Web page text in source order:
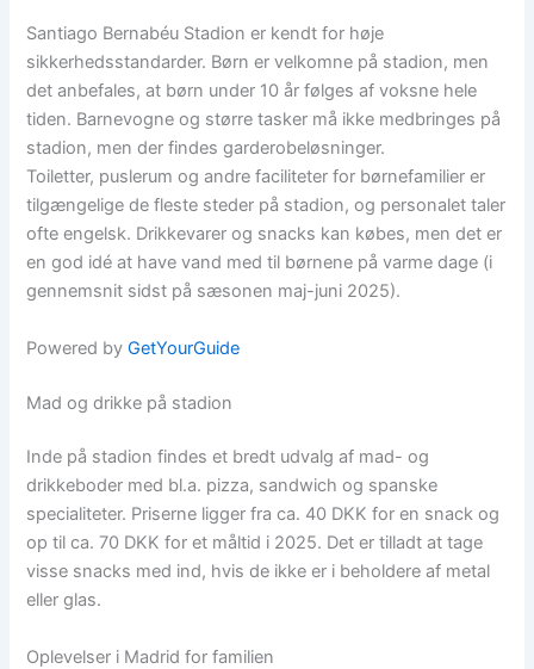
Santiago Bernabéu Stadion er kendt for høje
sikkerhedsstandarder. Børn er velkomne på stadion, men
det anbefales, at børn under 10 år følges af voksne hele
tiden. Barnevogne og større tasker må ikke medbringes på
stadion, men der findes garderobeløsninger.
Toiletter, puslerum og andre faciliteter for børnefamilier er
tilgængelige de fleste steder på stadion, og personalet taler
ofte engelsk. Drikkevarer og snacks kan købes, men det er
en god idé at have vand med til børnene på varme dage (i
gennemsnit sidst på sæsonen maj-juni 2025).
Powered byGetYourGuide
Mad og drikke på stadion
Inde på stadion findes et bredt udvalg af mad- og
drikkeboder med bl.a. pizza, sandwich og spanske
specialiteter. Priserne ligger fra ca. 40 DKK for en snack og
op til ca. 70 DKK for et måltid i 2025. Det er tilladt at tage
visse snacks med ind, hvis de ikke er i beholdere af metal
eller glas.
Oplevelser i Madrid for familien